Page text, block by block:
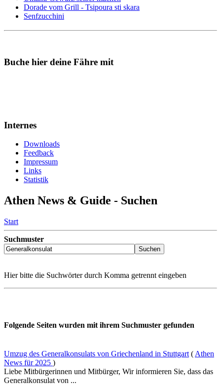
Dorade vom Grill - Tsipoura sti skara
Senfzucchini
Buche hier deine Fähre mit
Internes
Downloads
Feedback
Impressum
Links
Statistik
Athen News & Guide - Suchen
Start
Suchmuster
Hier bitte die Suchwörter durch Komma getrennt eingeben
Folgende Seiten wurden mit ihrem Suchmuster gefunden
Umzug des Generalkonsulats von Griechenland in Stuttgart ( Athen
News für 2025 )
Liebe Mitbürgerinnen und Mitbürger, Wir informieren Sie, dass das
Generalkonsulat von ...